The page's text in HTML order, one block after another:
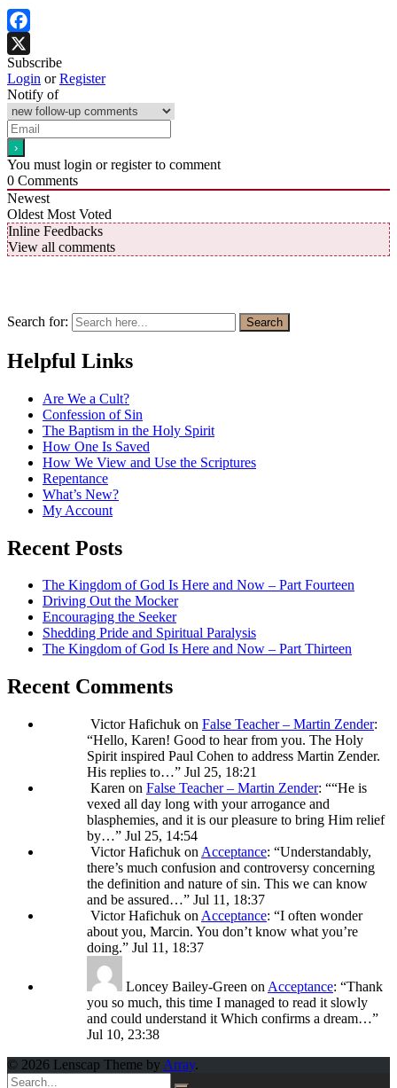
Facebook
X
Subscribe
Login orRegister
Notify of
You must login or register to comment
0 Comments
Newest
Oldest Most Voted
Inline Feedbacks
View all comments
Search for: Search
Helpful Links
Are We a Cult?
Confession of Sin
The Baptism in the Holy Spirit
How One Is Saved
How We View and Use the Scriptures
Repentance
What’s New?
My Account
Recent Posts
The Kingdom of God Is Here and Now – Part Fourteen
Driving Out the Mocker
Encouraging the Seeker
Shedding Pride and Spiritual Paralysis
The Kingdom of God Is Here and Now – Part Thirteen
Recent Comments
Victor Hafichuk on False Teacher – Martin Zender:
“Hello, Karen! Good to hear from you. The Holy
Spirit inspired Paul Cohen to address Martin Zender.
His replies to…” Jul 25, 18:21
Karen on False Teacher – Martin Zender: ““He is
vexed all day long with your arrogance and
blasphemies, and it is our pleasure to bring Him relief
by…” Jul 25, 14:54
Victor Hafichuk on Acceptance: “Understandably,
there’s much confusion and controversy concerning
the definition and nature of sin. This we can know
and be assured…” Jul 11, 18:37
Victor Hafichuk on Acceptance: “I often wonder
about you, Marcin. You don’t know what you’re
doing.” Jul 11, 18:37
Loncey Bailey-Green on Acceptance: “Thank
you so much, this time I managed to read it slowly
and could understand it Which confirms a dream…”
Jul 10, 23:38
© 2026 Lenscap Theme by Array.